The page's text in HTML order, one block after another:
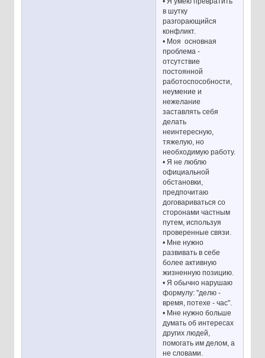
в шутку
разгорающийся
конфликт.
• Моя основная
проблема -
отсутствие
постоянной
работоспособности,
неумение и
нежелание
заставлять себя
делать
неинтересную,
тяжелую, но
необходимую работу.
• Я не люблю
официальной
обстановки,
предпочитаю
договариваться со
сторонами частным
путем, используя
проверенные связи.
• Мне нужно
развивать в себе
более активную
жизненную позицию.
• Я обычно нарушаю
формулу: "делю -
время, потехе - час".
• Мне нужно больше
думать об интересах
других людей,
помогать им делом, а
не словами.